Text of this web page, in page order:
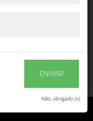
ENVIAR!
Não, obrigado (x)